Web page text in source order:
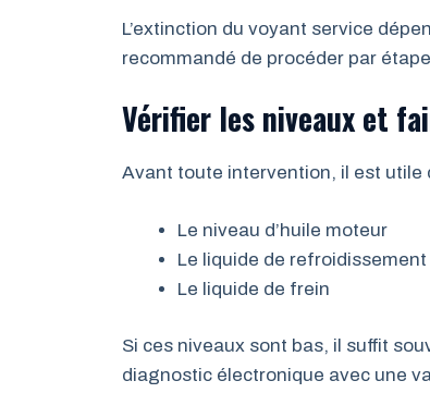
L’extinction du voyant service
recommandé de procéder par
Vérifier les niveaux et
Avant toute intervention, il est utile
Le niveau d’huile moteur
Le liquide de refroidissement
Le liquide de frein
Si ces niveaux sont bas, il suffit
diagnostic électronique avec une